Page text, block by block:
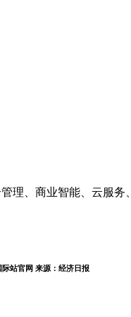
理、商业智能、云服务
站官网 来源： 经济日报